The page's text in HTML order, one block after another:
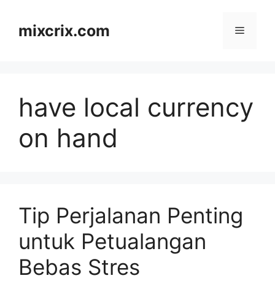
contentmixcrix.com Menu
have local currency
on hand
Tip Perjalanan Penting
untuk Petualangan
Bebas Stres